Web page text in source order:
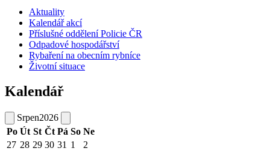
Aktuality
Kalendář akcí
Příslušné oddělení Policie ČR
Odpadové hospodářství
Rybaření na obecním rybníce
Životní situace
Kalendář
Srpen2026
Po Út St Čt Pá So Ne
27 28 29 30 31 1
2